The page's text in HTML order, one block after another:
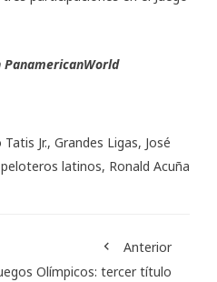
PanamericanWorld
Jr., Grandes Ligas, José
peloteros latinos, Ronald Acuña
Anterior
Olímpicos: tercer título